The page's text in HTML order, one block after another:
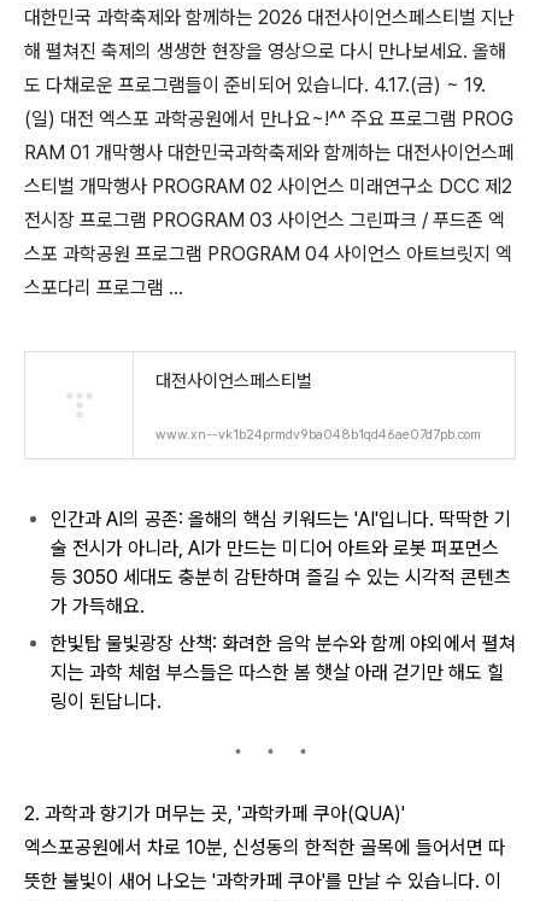
대한민국 과학축제와 함께하는 2026 대전사이언스페스티벌 지난
해 펼쳐진 축제의 생생한 현장을 영상으로 다시 만나보세요. 올해
도 다채로운 프로그램들이 준비되어 있습니다. 4.17.(금) ~ 19.
(일) 대전 엑스포 과학공원에서 만나요~!^^ 주요 프로그램 PROG
RAM 01 개막행사 대한민국과학축제와 함께하는 대전사이언스페
스티벌 개막행사 PROGRAM 02 사이언스 미래연구소 DCC 제2
전시장 프로그램 PROGRAM 03 사이언스 그린파크 / 푸드존 엑
스포 과학공원 프로그램 PROGRAM 04 사이언스 아트브릿지 엑
스포다리 프로그램 ...
대전사이언스페스티벌
www.xn--vk1b24prmdv9ba048b1qd46ae07d7pb.com
인간과 AI의 공존: 올해의 핵심 키워드는 'AI'입니다. 딱딱한 기
술 전시가 아니라, AI가 만드는 미디어 아트와 로봇 퍼포먼스
등 3050 세대도 충분히 감탄하며 즐길 수 있는 시각적 콘텐츠
가 가득해요.
한빛탑 물빛광장 산책: 화려한 음악 분수와 함께 야외에서 펼쳐
지는 과학 체험 부스들은 따스한 봄 햇살 아래 걷기만 해도 힐
링이 된답니다.
2. 과학과 향기가 머무는 곳, '과학카페 쿠아(QUA)'
엑스포공원에서 차로 10분, 신성동의 한적한 골목에 들어서면 따
뜻한 불빛이 새어 나오는 '과학카페 쿠아'를 만날 수 있습니다. 이